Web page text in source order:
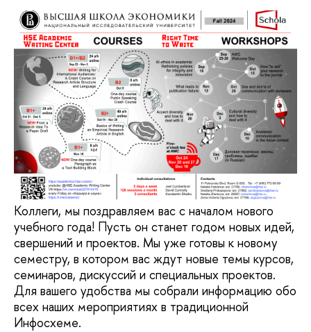
Коллеги, мы поздравляем вас с началом нового
учебного года! Пусть он станет годом новых идей,
свершений и проектов. Мы уже готовы к новому
семестру, в котором вас ждут новые темы курсов,
семинаров, дискуссий и специальных проектов.
Для вашего удобства мы собрали информацию обо
всех наших мероприятиях в традиционной
Инфосхеме.